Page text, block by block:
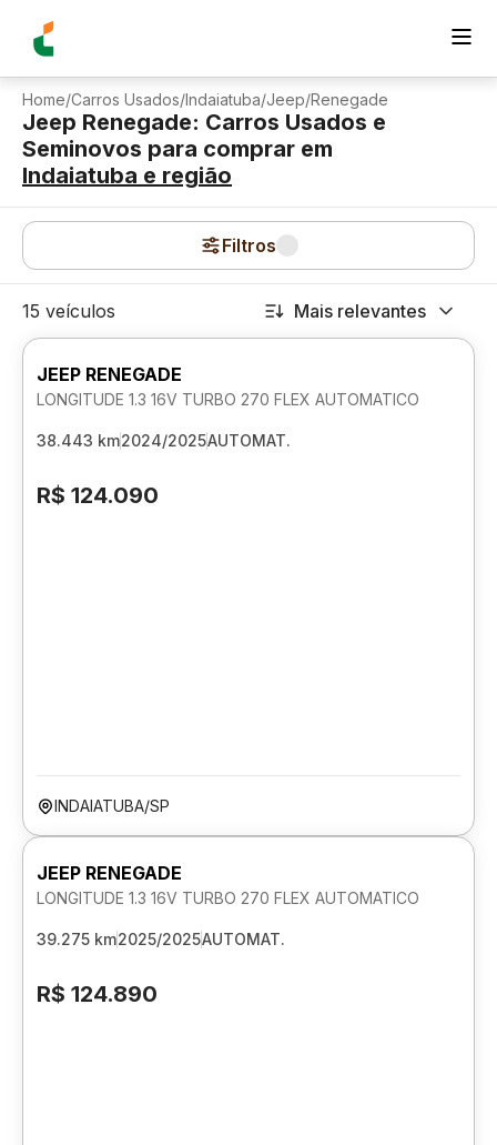
Home/Carros Usados/Indaiatuba/Jeep/Renegade
Jeep Renegade: Carros Usados e
Seminovos para comprar em
Indaiatuba e região
Filtros
15 veículos Mais relevantes
JEEP RENEGADE
LONGITUDE 1.3 16V TURBO 270 FLEX AUTOMATICO
38.443 km2024/2025AUTOMAT.
R$ 124.090
INDAIATUBA/SP
JEEP RENEGADE
LONGITUDE 1.3 16V TURBO 270 FLEX AUTOMATICO
39.275 km2025/2025AUTOMAT.
R$ 124.890